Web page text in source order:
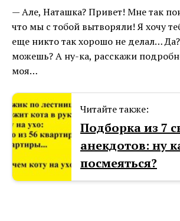
— Але, Наташка? Привет! Мне так
что мы с тобой вытворяли! Я хочу
еще никто так хорошо не делал…
можешь? А ну-ка, расскажи
моя…
Читайте также:
Подборка из 7
анекдотов: ну
посмеяться?